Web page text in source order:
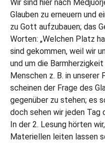
Wir sind hier nach
Glauben zu erneuern und
zu Gott aufzubauen; das
Worten: „Welchen Platz
sind gekommen, weil wir
und um die
Menschen z. B. in unserer
scheinen der Frage des
gegenüber zu stehen; es
doch sehen wir jeden Tag
In der 2. Lesung hörten
Materiellen leiten lassen